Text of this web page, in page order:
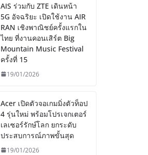
AIS ร่วมกับ ZTE เดินหน้า
5G อัจฉริยะ เปิดใช้งาน AIR
RAN เชิงพาณิชย์ครั้งแรกใน
ไทย ที่งานคอนเสิร์ต Big
Mountain Music Festival
ครั้งที่ 15
19/01/2026
Acer เปิดตัวจอเกมมิ่งตัวท็อป
4 รุ่นใหม่ พร้อมโปรเจกเตอร์
เลเซอร์รักษ์โลก ยกระดับ
ประสบการณ์ภาพขั้นสุด
19/01/2026